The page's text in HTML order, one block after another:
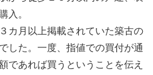
入。
カ月以上掲載されていた築古の
した。一度、指値での買付が通
であれば買うということを伝え